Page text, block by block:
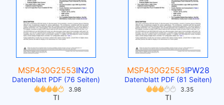
MSP430G2553IN20
Datenblatt PDF (76 Seiten)
3.98
TI
MSP430G2553IPW28
Datenblatt PDF (81 Seiten)
3.35
TI